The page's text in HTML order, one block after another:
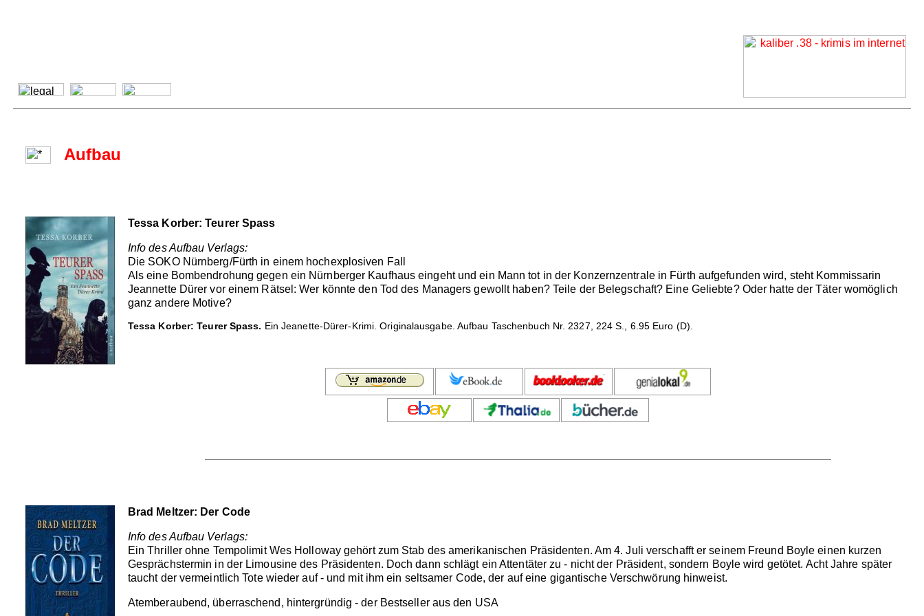
Aufbau
Tessa Korber: Teurer Spass
Info des Aufbau Verlags:
Die SOKO Nürnberg/Fürth in einem hochexplosiven Fall
Als eine Bombendrohung gegen ein Nürnberger Kaufhaus eingeht und ein Mann tot in der Konzernzentrale in Fürth aufgefunden wird, steht Kommissarin
Jeannette Dürer vor einem Rätsel: Wer könnte den Tod des Managers gewollt haben? Teile der Belegschaft? Eine Geliebte? Oder hatte der Täter womöglich
ganz andere Motive?
Tessa Korber: Teurer Spass. Ein Jeanette-Dürer-Krimi. Originalausgabe. Aufbau Taschenbuch Nr. 2327, 224 S., 6.95 Euro (D).
Brad Meltzer: Der Code
Info des Aufbau Verlags:
Ein Thriller ohne Tempolimit Wes Holloway gehört zum Stab des amerikanischen Präsidenten. Am 4. Juli verschafft er seinem Freund Boyle einen kurzen
Gesprächstermin in der Limousine des Präsidenten. Doch dann schlägt ein Attentäter zu - nicht der Präsident, sondern Boyle wird getötet. Acht Jahre später
taucht der vermeintlich Tote wieder auf - und mit ihm ein seltsamer Code, der auf eine gigantische Verschwörung hinweist.
Atemberaubend, überraschend, hintergründig - der Bestseller aus den USA